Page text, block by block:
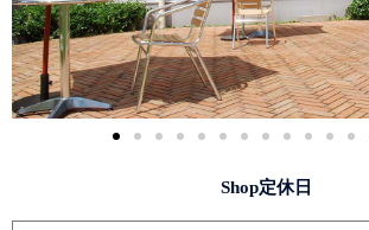
Shop定休日